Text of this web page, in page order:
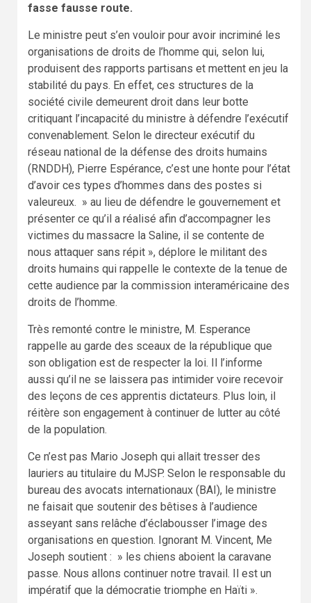
fasse fausse route.
Le ministre peut s’en vouloir pour avoir incriminé les
organisations de droits de l’homme qui, selon lui,
produisent des rapports partisans et mettent en jeu la
stabilité du pays. En effet, ces structures de la
société civile demeurent droit dans leur botte
critiquant l’incapacité du ministre à défendre l’exécutif
convenablement. Selon le directeur exécutif du
réseau national de la défense des droits humains
(RNDDH), Pierre Espérance, c’est une honte pour l’état
d’avoir ces types d’hommes dans des postes si
valeureux. » au lieu de défendre le gouvernement et
présenter ce qu’il a réalisé afin d’accompagner les
victimes du massacre la Saline, il se contente de
nous attaquer sans répit », déplore le militant des
droits humains qui rappelle le contexte de la tenue de
cette audience par la commission interaméricaine des
droits de l’homme.
Très remonté contre le ministre, M. Esperance
rappelle au garde des sceaux de la république que
son obligation est de respecter la loi. Il l’informe
aussi qu’il ne se laissera pas intimider voire recevoir
des leçons de ces apprentis dictateurs. Plus loin, il
réitère son engagement à continuer de lutter au côté
de la population.
Ce n’est pas Mario Joseph qui allait tresser des
lauriers au titulaire du MJSP. Selon le responsable du
bureau des avocats internationaux (BAI), le ministre
ne faisait que soutenir des bêtises à l’audience
asseyant sans relâche d’éclabousser l’image des
organisations en question. Ignorant M. Vincent, Me
Joseph soutient : » les chiens aboient la caravane
passe. Nous allons continuer notre travail. Il est un
impératif que la démocratie triomphe en Haïti ».